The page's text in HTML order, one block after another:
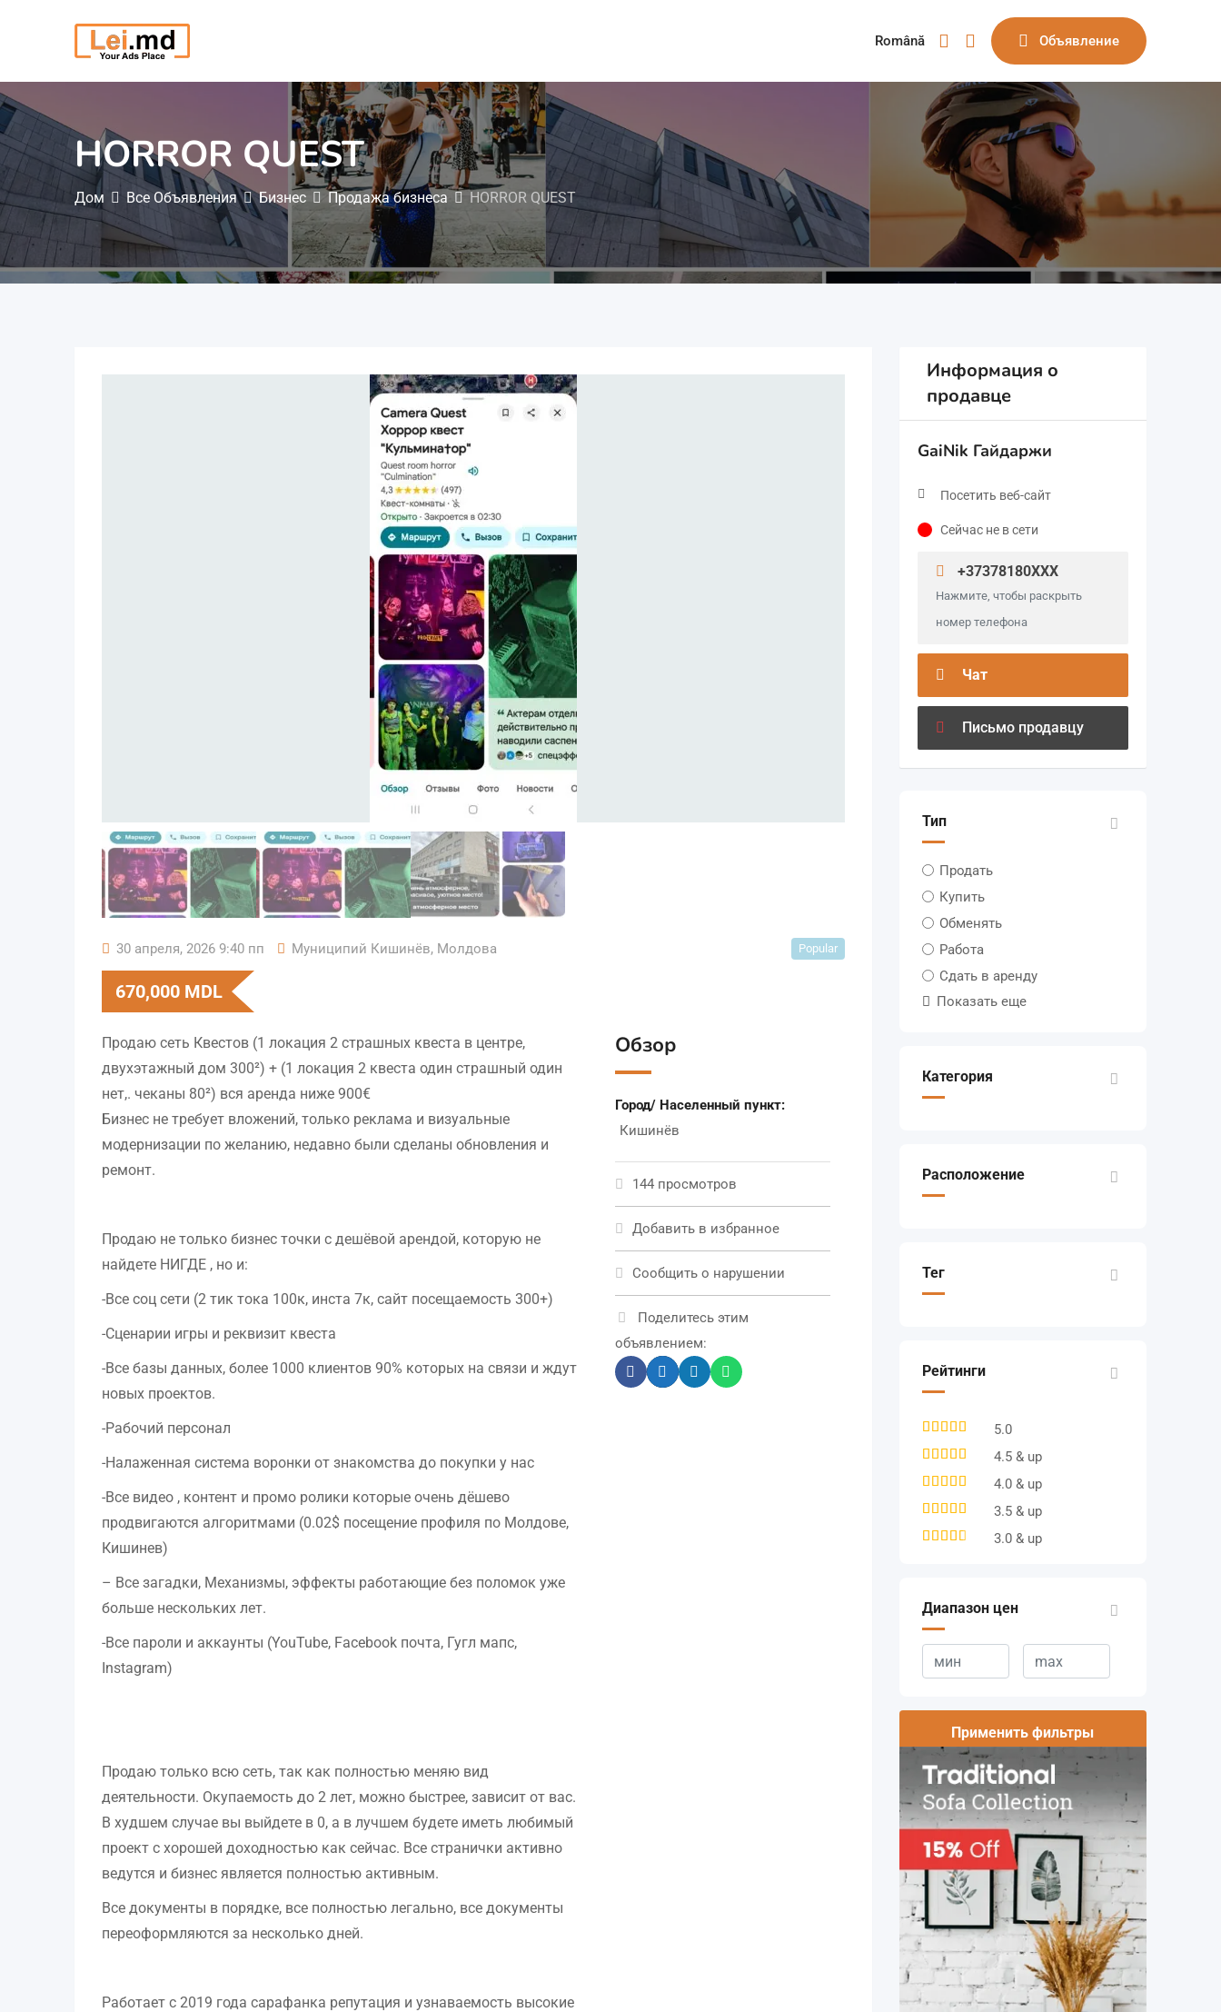
содержимому
Română Объявление
HORROR QUEST
Дом Все Объявления Бизнес Продажа бизнеса HORROR QUEST
30 апреля, 2026 9:40 пп Муниципий Кишинёв, Молдова Popular
670,000 MDL
Продаю сеть Квестов (1 локация 2 страшных квеста в центре,
двухэтажный дом 300²) + (1 локация 2 квеста один страшный один
нет,. чеканы 80²) вся аренда ниже 900€
Бизнес не требует вложений, только реклама и визуальные
модернизации по желанию, недавно были сделаны обновления и
ремонт.
Продаю не только бизнес точки с дешёвой арендой, которую не
найдете НИГДЕ , но и:
-Все соц сети (2 тик тока 100к, инста 7к, сайт посещаемость 300+)
-Сценарии игры и реквизит квеста
-Все базы данных, более 1000 клиентов 90% которых на связи и ждут
новых проектов.
-Рабочий персонал
-Налаженная система воронки от знакомства до покупки у нас
-Все видео , контент и промо ролики которые очень дёшево
продвигаются алгоритмами (0.02$ посещение профиля по Молдове,
Кишинев)
– Все загадки, Механизмы, эффекты работающие без поломок уже
больше нескольких лет.
-Все пароли и аккаунты (YouTube, Facebook почта, Гугл мапс,
Instagram)
Продаю только всю сеть, так как полностью меняю вид
деятельности. Окупаемость до 2 лет, можно быстрее, зависит от вас.
В худшем случае вы выйдете в 0, а в лучшем будете иметь любимый
проект с хорошей доходностью как сейчас. Все странички активно
ведутся и бизнес является полностью активным.
Все документы в порядке, все полностью легально, все документы
переоформляются за несколько дней.
Работает с 2019 года сарафанка репутация и узнаваемость высокие
Обзор
Город/ Населенный пункт:
Кишинёв
144 просмотров
Добавить в избранное
Сообщить о нарушении
Поделитесь этим
объявлением:
Информация о
продавце
GaiNik Гайдаржи
Посетить веб-сайт
Сейчас не в сети
+37378180XXX
Нажмите, чтобы раскрыть
номер телефона
Чат
Письмо продавцу
Тип
Продать
Купить
Обменять
Работа
Сдать в аренду
Показать еще
Категория
Расположение
Тег
Рейтинги
5.0
4.5 & up
4.0 & up
3.5 & up
3.0 & up
Диапазон цен
Применить фильтры